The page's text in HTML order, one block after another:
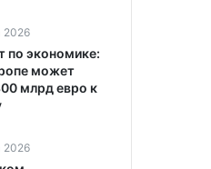
2026
по экономике:
может
млрд евро к
2026